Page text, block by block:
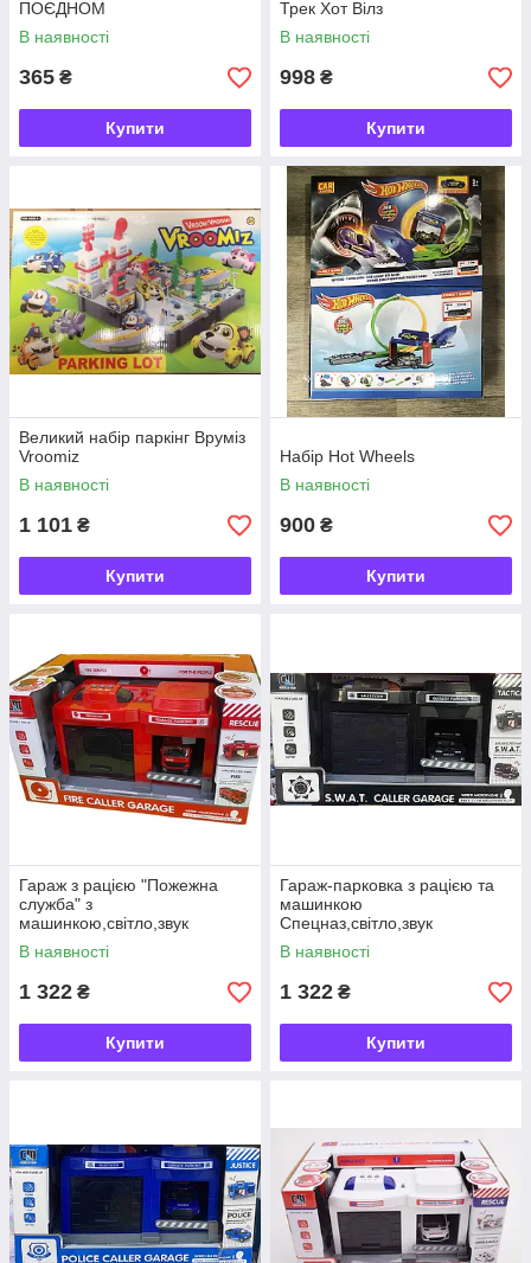
ПОЄДНОМ
В наявності
365 ₴
Купити
Трек Хот Вілз
В наявності
998 ₴
Купити
Великий набір паркінг Вруміз
Vroomiz
В наявності
1 101 ₴
Купити
Набір Hot Wheels
В наявності
900 ₴
Купити
Гараж з рацією "Пожежна
служба" з
машинкою,світло,звук
В наявності
1 322 ₴
Купити
Гараж-парковка з рацією та
машинкою
Спецназ,світло,звук
В наявності
1 322 ₴
Купити